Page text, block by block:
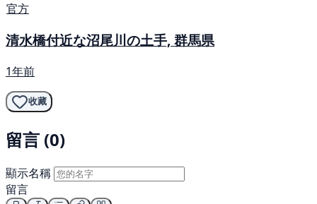
官方
清水橋付近な沼尾川の土手, 群馬県
1年前
收藏
留言 (0)
顯示名稱
留言